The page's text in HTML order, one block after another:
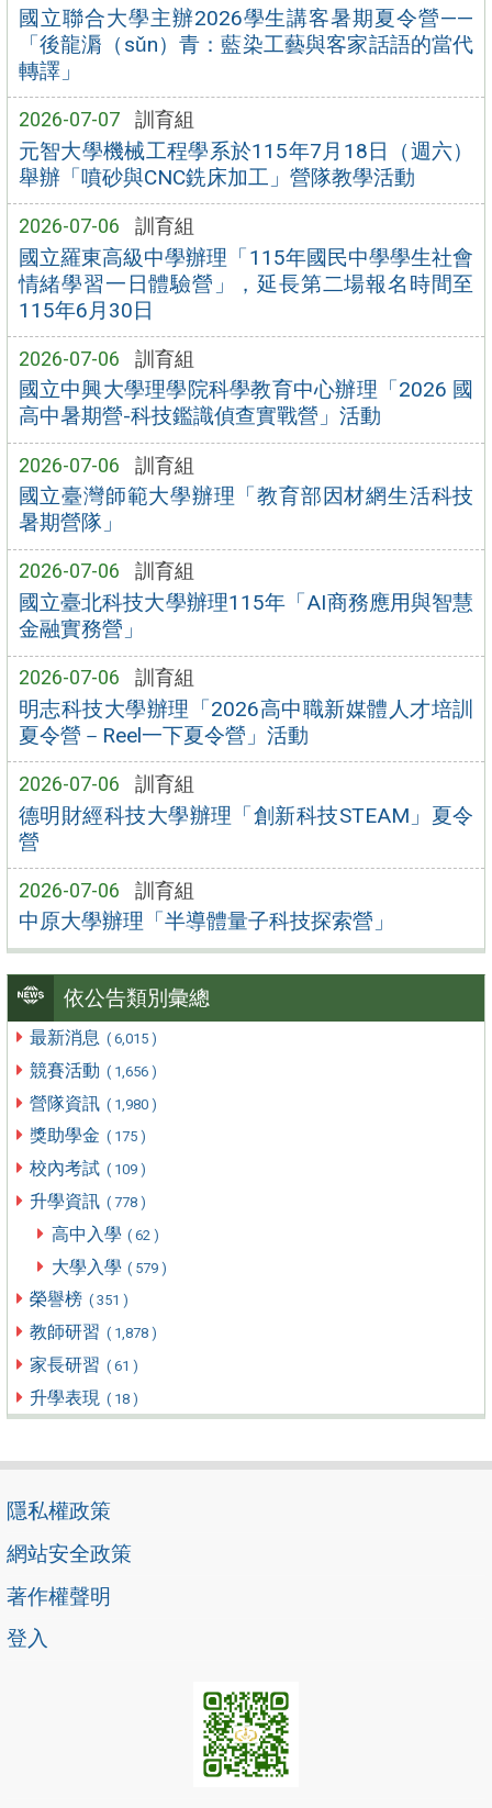
國立聯合大學主辦2026學生講客暑期夏令營——
「後龍漘（sǔn）青：藍染工藝與客家話語的當代
轉譯」
2026-07-07 訓育組
元智大學機械工程學系於115年7月18日（週六）
舉辦「噴砂與CNC銑床加工」營隊教學活動
2026-07-06 訓育組
國立羅東高級中學辦理「115年國民中學學生社會
情緒學習一日體驗營」，延長第二場報名時間至
115年6月30日
2026-07-06 訓育組
國立中興大學理學院科學教育中心辦理「2026 國
高中暑期營-科技鑑識偵查實戰營」活動
2026-07-06 訓育組
國立臺灣師範大學辦理「教育部因材網生活科技
暑期營隊」
2026-07-06 訓育組
國立臺北科技大學辦理115年「AI商務應用與智慧
金融實務營」
2026-07-06 訓育組
明志科技大學辦理「2026高中職新媒體人才培訓
夏令營－Reel一下夏令營」活動
2026-07-06 訓育組
德明財經科技大學辦理「創新科技STEAM」夏令
營
2026-07-06 訓育組
中原大學辦理「半導體量子科技探索營」
依公告類別彙總
最新消息 ( 6,015 )
競賽活動 ( 1,656 )
營隊資訊 ( 1,980 )
獎助學金 ( 175 )
校內考試 ( 109 )
升學資訊 ( 778 )
高中入學 ( 62 )
大學入學 ( 579 )
榮譽榜 ( 351 )
教師研習 ( 1,878 )
家長研習 ( 61 )
升學表現 ( 18 )
隱私權政策
網站安全政策
著作權聲明
登入